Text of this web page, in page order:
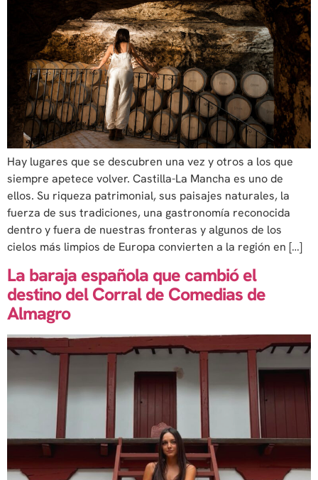
Hay lugares que se descubren una vez y otros a los que
siempre apetece volver. Castilla-La Mancha es uno de
ellos. Su riqueza patrimonial, sus paisajes naturales, la
fuerza de sus tradiciones, una gastronomía reconocida
dentro y fuera de nuestras fronteras y algunos de los
cielos más limpios de Europa convierten a la región en […]
La baraja española que cambió el
destino del Corral de Comedias de
Almagro